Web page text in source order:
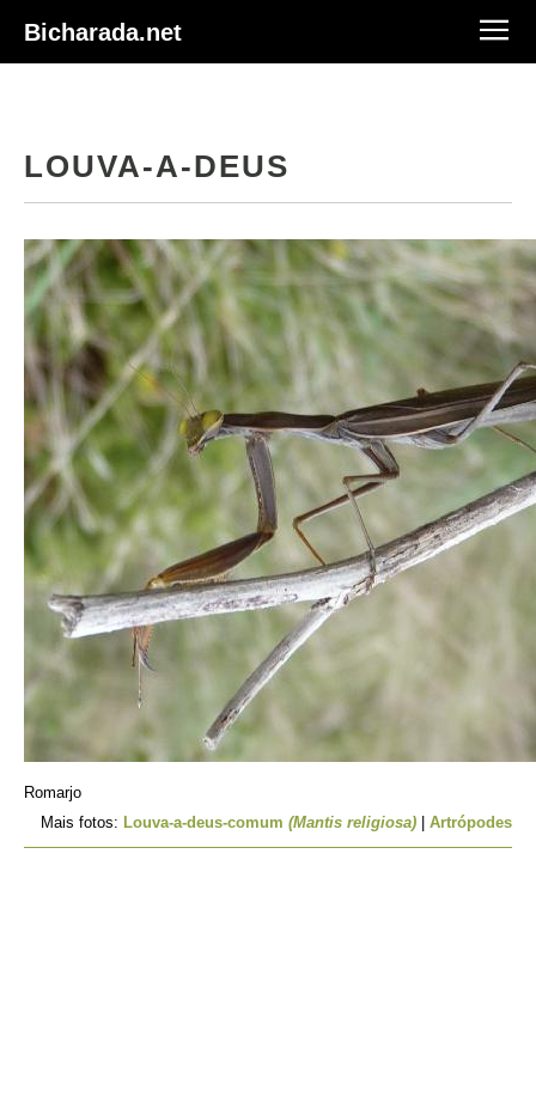
Bicharada.net
LOUVA-A-DEUS
Romarjo
Mais fotos: Louva-a-deus-comum (Mantis religiosa) Artrópodes